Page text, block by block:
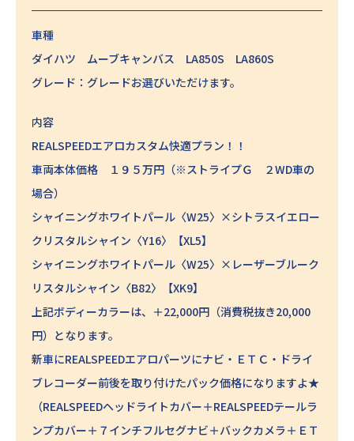
車種
ダイハツ ムーブキャンバス LA850S LA860S
グレード：グレードお選びいただけます。
内容
REALSPEEDエアロカスタム快適プラン！！
車両本体価格 １９５万円（※ストライプＧ ２WD車の
場合）
シャイニングホワイトパール〈W25〉×シトラスイエロー
クリスタルシャイン〈Y16〉【XL5】
シャイニングホワイトパール〈W25〉×レーザーブルーク
リスタルシャイン〈B82〉【XK9】
上記ボディーカラーは、＋22,000円（消費税抜き20,000
円）となります。
新車にREALSPEEDエアロパーツにナビ・ＥＴＣ・ドライ
ブレコーダー前後を取り付けたパック価格になりますよ★
（REALSPEEDヘッドライトカバー＋REALSPEEDテールラ
ンプカバー＋７インチフルセグナビ＋バックカメラ＋ＥＴ